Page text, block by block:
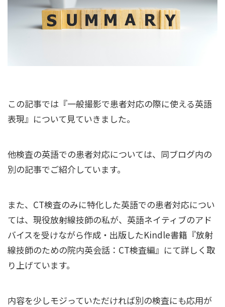
この記事では『一般撮影で患者対応の際に使える英語
表現』について見ていきました。
他検査の英語での患者対応については、同ブログ内の
別の記事でご紹介しています。
また、CT検査のみに特化した英語での患者対応につい
ては、現役放射線技師の私が、英語ネイティブのアド
バイスを受けながら作成・出版したKindle書籍『放射
線技師のための院内英会話：CT検査編』にて詳しく取
り上げています。
内容を少しモジっていただければ別の検査にも応用が